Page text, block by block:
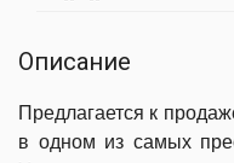
Описание
Предлагается к
в одном из самых